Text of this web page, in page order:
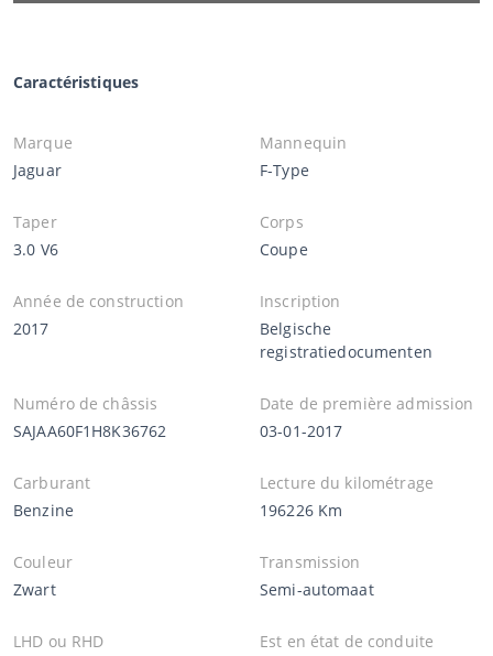
Caractéristiques
Marque
Jaguar
Mannequin
F-Type
Taper
3.0 V6
Corps
Coupe
Année de construction
2017
Inscription
Belgische
registratiedocumenten
Numéro de châssis
SAJAA60F1H8K36762
Date de première admission
03-01-2017
Carburant
Benzine
Lecture du kilométrage
196226 Km
Couleur
Zwart
Transmission
Semi-automaat
LHD ou RHD
Est en état de conduite